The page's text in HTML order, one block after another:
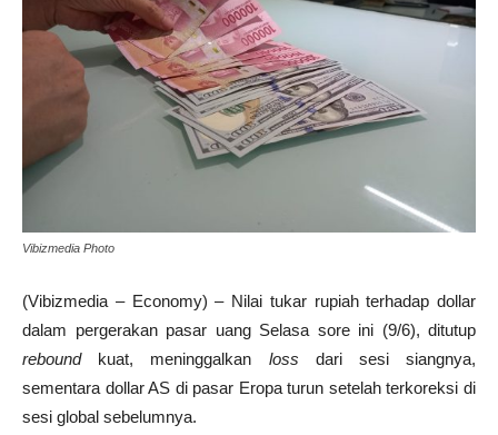
Vibizmedia Photo
(Vibizmedia – Economy) – Nilai tukar rupiah terhadap dollar
dalam pergerakan pasar uang Selasa sore ini (9/6), ditutup
reboundkuat, meninggalkan loss dari sesi siangnya,
sementara dollar AS di pasar Eropa turun setelah terkoreksi di
sesi global sebelumnya.